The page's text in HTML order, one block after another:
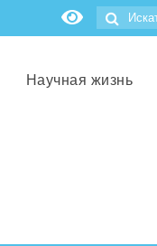
Научная жизнь